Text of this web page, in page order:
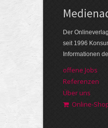
Der
seit 1996
Informationen
offene Jobs
Referenzen
Über uns
Online-